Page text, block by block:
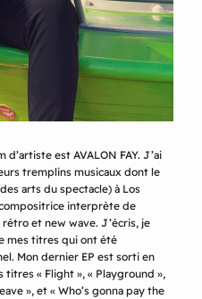
est AVALON FAY. J’ai
tremplins musicaux dont le
arts du spectacle) à Los
interprète de
et new wave. J’écris, je
mes titres qui ont été
Mon dernier EP est sorti en
« Flight », « Playground »,
», et « Who’s gonna pay the